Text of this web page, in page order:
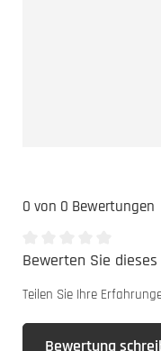
0 von 0 Bewertungen
Durchschnittliche
Bewerten Sie
Teilen Sie Ihre
Bewertung